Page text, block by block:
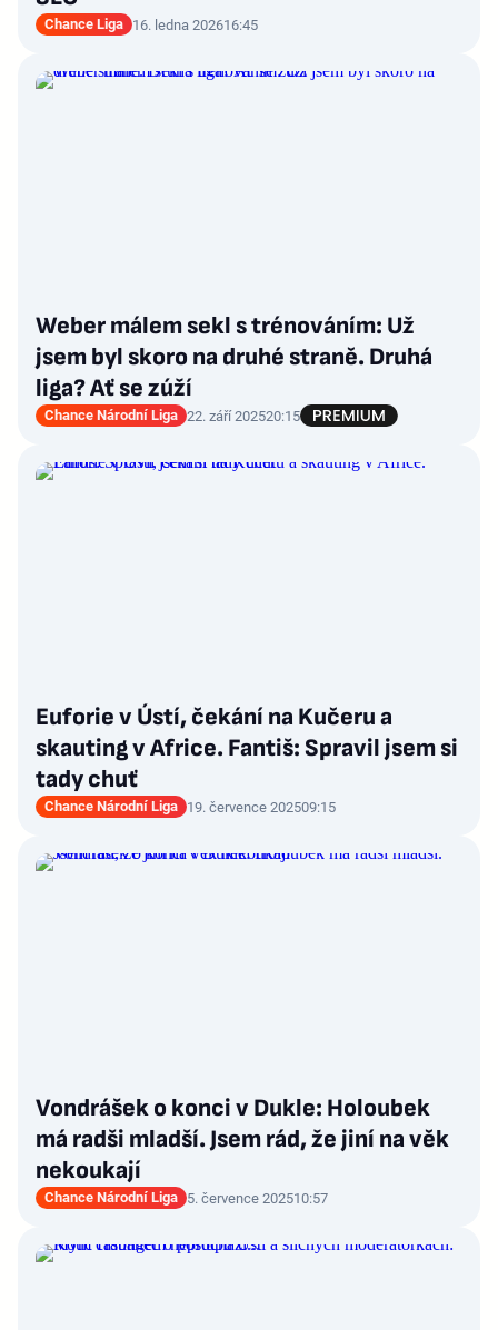
Chance Liga 16. ledna 202616:45
Weber málem sekl s trénováním: Už
jsem byl skoro na druhé straně. Druhá
liga? Ať se zúží
Chance Národní Liga 22. září 202520:15
Euforie v Ústí, čekání na Kučeru a
skauting v Africe. Fantiš: Spravil jsem si
tady chuť
Chance Národní Liga 19. července 202509:15
Vondrášek o konci v Dukle: Holoubek
má radši mladší. Jsem rád, že jiní na věk
nekoukají
Chance Národní Liga 5. července 202510:57